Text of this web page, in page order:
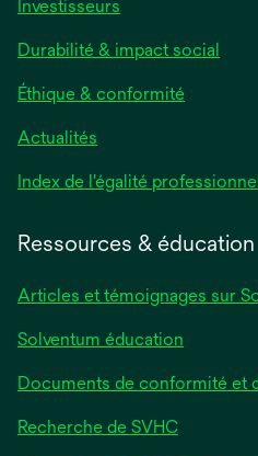
Investisseurs
Durabilité & impact social
Éthique & conformité
Actualités
Index de l'égalité
Ressources & éducation
Articles et témoignages sur
Solventum éducation
Documents de conformité et
Recherche de SVHC